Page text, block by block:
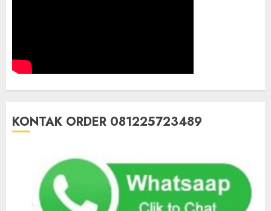
KONTAK ORDER 081225723489